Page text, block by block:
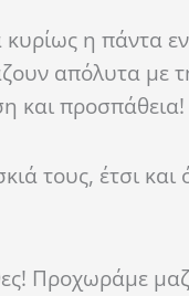
η πάντα
απόλυτα
και προσπάθεια!
τους, έτσι και
Προχωράμε